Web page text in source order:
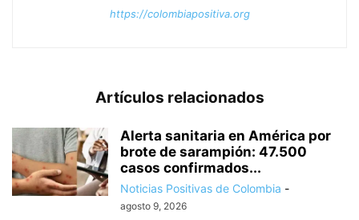
https://colombiapositiva.org
Artículos relacionados
Alerta sanitaria en América por
brote de sarampión: 47.500
casos confirmados...
Noticias Positivas de Colombia -
agosto 9, 2026